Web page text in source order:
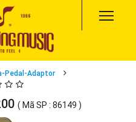
Pedal-Adaptor
( Mã SP : 86149 )